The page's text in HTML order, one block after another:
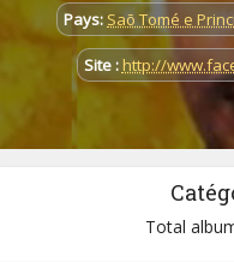
Pays: Saõ Tomé e
Site : http://
Total